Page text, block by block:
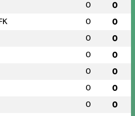
0 0
0 0
0 0
0 0
0 0
0 0
0 0